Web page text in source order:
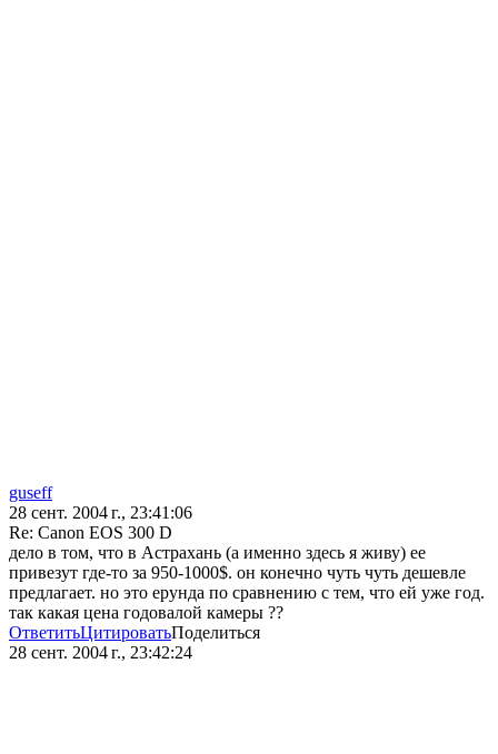
guseff
28 сент. 2004 г., 23:41:06
Re: Canon EOS 300 D
дело в том, что в Астрахань (а именно здесь я живу) ее
привезут где-то за 950-1000$. он конечно чуть чуть дешевле
предлагает. но это ерунда по сравнению с тем, что ей уже год.
так какая цена годовалой камеры ??
ОтветитьЦитироватьПоделиться
28 сент. 2004 г., 23:42:24